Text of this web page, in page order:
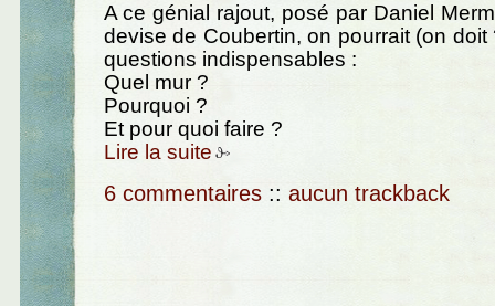
A ce génial rajout, posé par Daniel
devise de Coubertin, on pourrait (on doit
questions indispensables :
Quel mur ?
Pourquoi ?
Et pour quoi faire ?
Lire la suite
6 commentaires :: aucun trackback